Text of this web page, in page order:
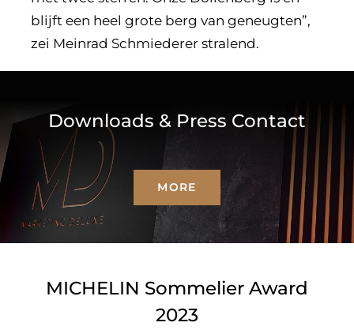
blijft een heel grote berg van geneugten”,
zei Meinrad Schmiederer stralend.
Downloads & Press Contact
MORE
MICHELIN Sommelier Award
2023